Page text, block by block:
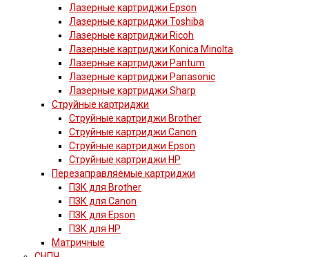
Лазерные картриджи Epson
Лазерные картриджи Toshiba
Лазерные картриджи Ricoh
Лазерные картриджи Konica Minolta
Лазерные картриджи Pantum
Лазерные картриджи Panasonic
Лазерные картриджи Sharp
Струйные картриджи
Струйные картриджи Brother
Струйные картриджи Canon
Струйные картриджи Epson
Струйные картриджи HP
Перезаправляемые картриджи
ПЗК для Brother
ПЗК для Canon
ПЗК для Epson
ПЗК для HP
Матричные